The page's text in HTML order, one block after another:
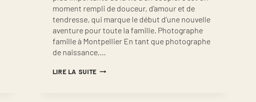
moment rempli de douceur, d’amour et de
tendresse, qui marque le début d’une nouvelle
aventure pour toute la famille. Photographe
famille à Montpellier En tant que photographe
de naissance,…
LIRE LA SUITESÉANCE